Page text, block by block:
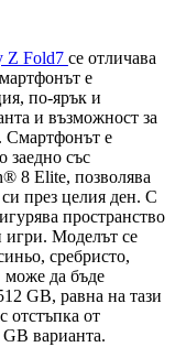
Z Fold7 се отличава
е
по-ярък и
и възможност за
Смартфонът е
заедно със
8 Elite, позволява
през целия ден. С
пространство
игри. Моделът се
сребристо,
може да бъде
GB, равна на тази
отстъпка от
варианта.